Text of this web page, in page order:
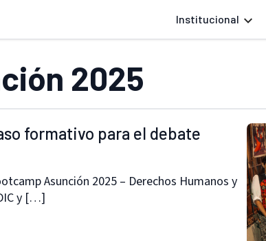
Institucional
2025
formativo para el debate
Asunción 2025 – Derechos Humanos y
y […]